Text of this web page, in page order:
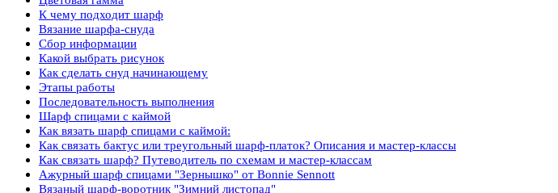
К чему подходит шарф
Вязание шарфа-снуда
Сбор информации
Какой выбрать рисунок
Как сделать снуд начинающему
Этапы работы
Последовательность выполнения
Шарф спицами с каймой
Как вязать шарф спицами с каймой:
Как связать бактус или треугольный шарф-платок? Описания и мастер-классы
Как связать шарф? Путеводитель по схемам и мастер-классам
Ажурный шарф спицами "Зернышко" от Bonnie Sennott
Вязаный шарф-воротник "Зимний листопад"